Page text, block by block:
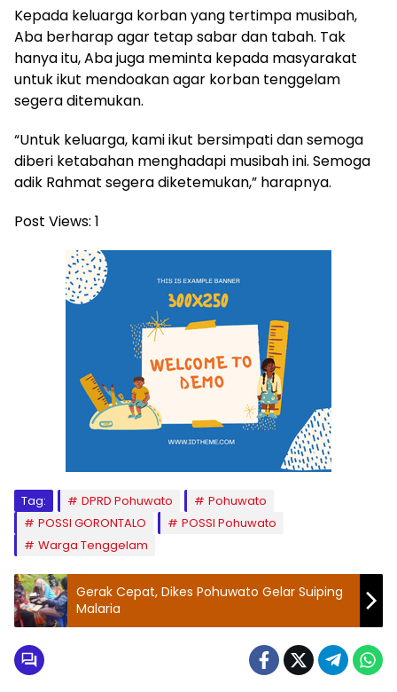
Kepada keluarga korban yang tertimpa musibah,
Aba berharap agar tetap sabar dan tabah. Tak
hanya itu, Aba juga meminta kepada masyarakat
untuk ikut mendoakan agar korban tenggelam
segera ditemukan.
“Untuk keluarga, kami ikut bersimpati dan semoga
diberi ketabahan menghadapi musibah ini. Semoga
adik Rahmat segera diketemukan,” harapnya.
Post Views: 1
Tag: DPRD Pohuwato
Pohuwato
POSSI GORONTALO
POSSI Pohuwato
Warga Tenggelam
Gerak Cepat, Dikes Pohuwato Gelar Suiping
Malaria